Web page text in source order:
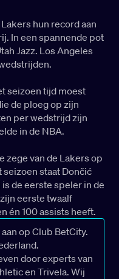
hun record aan
In een spannende pot
Jazz. Los Angeles
seizoen tijd moest
de ploeg op zijn
per wedstrijd zijn
in de NBA.
zege van de Lakers op
seizoen staat Dončić
de eerste speler in de
eerste twaalf
én 100 assists heeft.
op Club BetCity.
door experts van
en Trivela. Wij